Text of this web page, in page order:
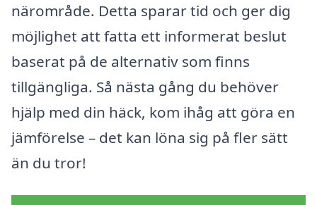
närområde. Detta sparar tid och ger dig
möjlighet att fatta ett informerat beslut
baserat på de alternativ som finns
tillgängliga. Så nästa gång du behöver
hjälp med din häck, kom ihåg att göra en
jämförelse – det kan löna sig på fler sätt
än du tror!